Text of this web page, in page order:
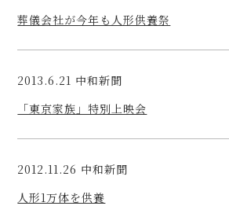
葬儀会社が今年も人形供養祭
2013.6.21 中和新聞
「東京家族」特別上映会
2012.11.26 中和新聞
人形1万体を供養